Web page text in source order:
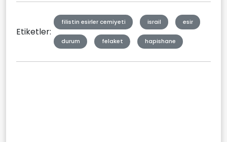
Etiketler:
filistin esirler cemiyeti israil esir
durum felaket hapishane